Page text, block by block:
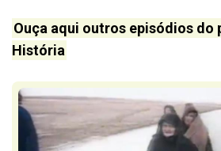
Ouça aqui outros episódios do
História